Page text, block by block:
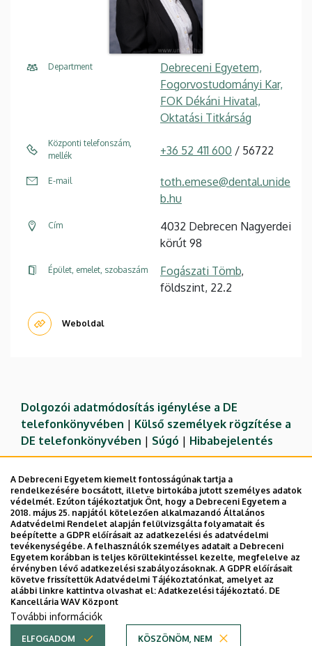
Department
Debreceni Egyetem,
Fogorvostudományi Kar,
FOK Dékáni Hivatal,
Oktatási Titkárság
Központi telefonszám,
mellék
+36 52 411 600 / 56722
E-mail
toth.emese@dental.unide
b.hu
Cím
4032 Debrecen Nagyerdei
körút 98
Épület, emelet, szobaszám Fogászati Tömb,
földszint, 22.2
Weboldal
Dolgozói adatmódosítás igénylése a DE
telefonkönyvében | Külső személyek rögzítése a
DE telefonkönyvében | Súgó | Hibabejelentés
Adatvédelem
Adatvédelem
A Debreceni Egyetem kiemelt fontosságúnak tartja a
rendelkezésére bocsátott, illetve birtokába jutott személyes adatok
védelmét. Ezúton tájékoztatjuk Önt, hogy a Debreceni Egyetem a
2018. május 25. napjától kötelezően alkalmazandó Általános
Adatvédelmi Rendelet alapján felülvizsgálta folyamatait és
beépítette a GDPR előírásait az adatkezelési és adatvédelmi
tevékenységébe. A felhasználók személyes adatait a Debreceni
Egyetem korábban is teljes körültekintéssel kezelte, megfelelve az
érvényben lévő adatkezelési szabályozásoknak. A GDPR előírásait
követve frissítettük Adatvédelmi Tájékoztatónkat, amelyet az
alábbi linkre kattintva olvashat el: Adatkezelési tájékoztató. DE
Kancellária WAV Központ
További információk
ELFOGADOM KÖSZÖNÖM, NEM